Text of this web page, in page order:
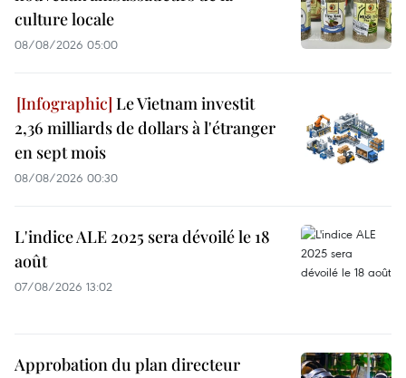
culture locale
08/08/2026 05:00
Le Vietnam investit
2,36 milliards de dollars à l'étranger
en sept mois
08/08/2026 00:30
L'indice ALE 2025 sera dévoilé le 18
août
07/08/2026 13:02
Approbation du plan directeur